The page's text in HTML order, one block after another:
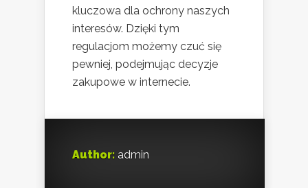
kluczowa dla ochrony naszych
interesów. Dzięki tym
regulacjom możemy czuć się
pewniej, podejmując decyzje
zakupowe w internecie.
Author: admin